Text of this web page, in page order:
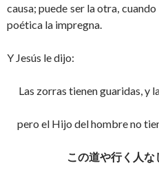
causa; puede ser la otra,
poética la impregna.
Y Jesús le dijo:
Las zorras tienen guaridas, y
pero el Hijo del hombre no
この道や行く人な